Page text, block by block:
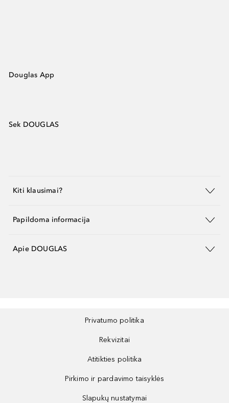
Douglas App
Sek DOUGLAS
Kiti klausimai?
Papildoma informacija
Apie DOUGLAS
Privatumo politika
Rekvizitai
Atitikties politika
Pirkimo ir pardavimo taisyklės
Slapukų nustatymai